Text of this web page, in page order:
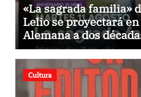
«La sagrada familia»
Lelio se proyectará
Alemana a dos
estreno
Cultura